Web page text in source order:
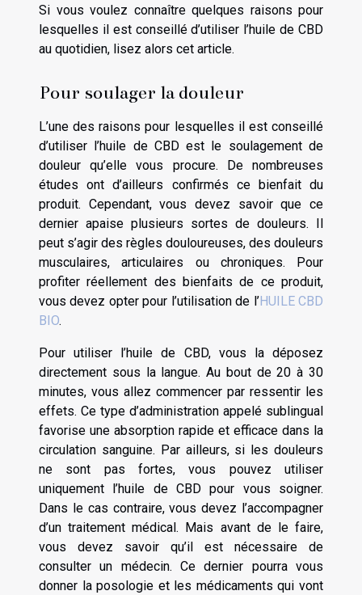
Si vous voulez connaître quelques raisons pour
lesquelles il est conseillé d’utiliser l’huile de CBD
au quotidien, lisez alors cet article.
Pour soulager la douleur
L’une des raisons pour lesquelles il est conseillé
d’utiliser l’huile de CBD est le soulagement de
douleur qu’elle vous procure. De nombreuses
études ont d’ailleurs confirmés ce bienfait du
produit. Cependant, vous devez savoir que ce
dernier apaise plusieurs sortes de douleurs. Il
peut s’agir des règles douloureuses, des douleurs
musculaires, articulaires ou chroniques. Pour
profiter réellement des bienfaits de ce produit,
vous devez opter pour l’utilisation de l’HUILE CBD
BIO.
Pour utiliser l’huile de CBD, vous la déposez
directement sous la langue. Au bout de 20 à 30
minutes, vous allez commencer par ressentir les
effets. Ce type d’administration appelé sublingual
favorise une absorption rapide et efficace dans la
circulation sanguine. Par ailleurs, si les douleurs
ne sont pas fortes, vous pouvez utiliser
uniquement l’huile de CBD pour vous soigner.
Dans le cas contraire, vous devez l’accompagner
d’un traitement médical. Mais avant de le faire,
vous devez savoir qu’il est nécessaire de
consulter un médecin. Ce dernier pourra vous
donner la posologie et les médicaments qui vont